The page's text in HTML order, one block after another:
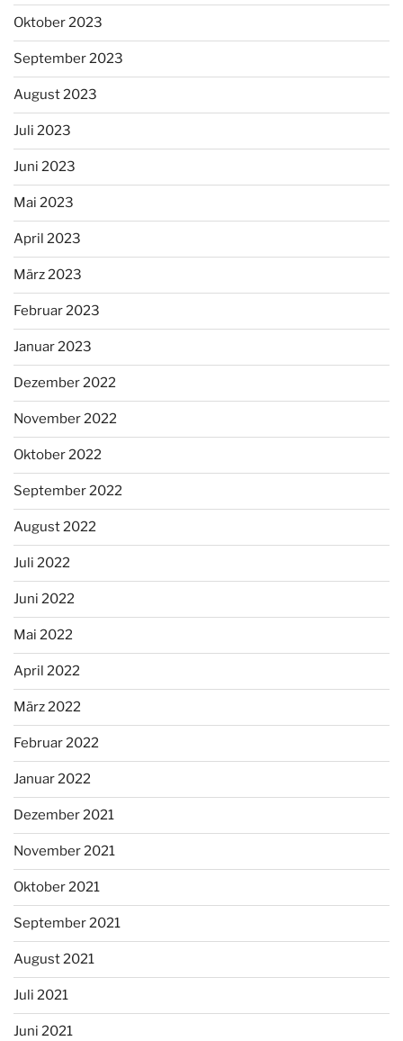
Oktober 2023
September 2023
August 2023
Juli 2023
Juni 2023
Mai 2023
April 2023
März 2023
Februar 2023
Januar 2023
Dezember 2022
November 2022
Oktober 2022
September 2022
August 2022
Juli 2022
Juni 2022
Mai 2022
April 2022
März 2022
Februar 2022
Januar 2022
Dezember 2021
November 2021
Oktober 2021
September 2021
August 2021
Juli 2021
Juni 2021